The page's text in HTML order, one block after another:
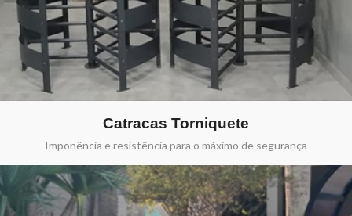
Catracas Torniquete
Imponência e resistência para o máximo de segurança